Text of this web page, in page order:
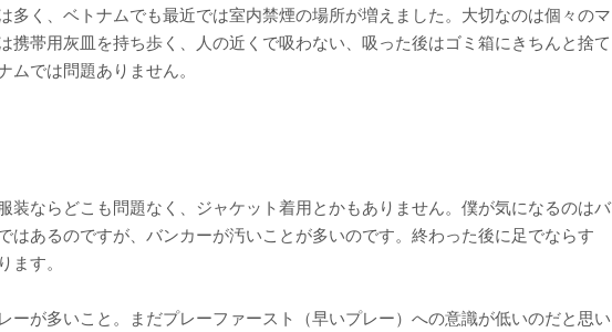
多く、ベトナムでも最近では室内禁煙の場所が増えました。大切なのは個々のマ
携帯用灰皿を持ち歩く、人の近くで吸わない、吸った後はゴミ箱にきちんと捨て
ムでは問題ありません。
装ならどこも問題なく、ジャケット着用とかもありません。僕が気になるのはバ
はあるのですが、バンカーが汚いことが多いのです。終わった後に足でならす
す。
ーが多いこと。まだプレーファースト（早いプレー）への意識が低いのだと思い